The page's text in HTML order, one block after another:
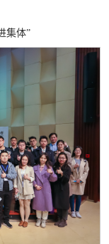
集体”